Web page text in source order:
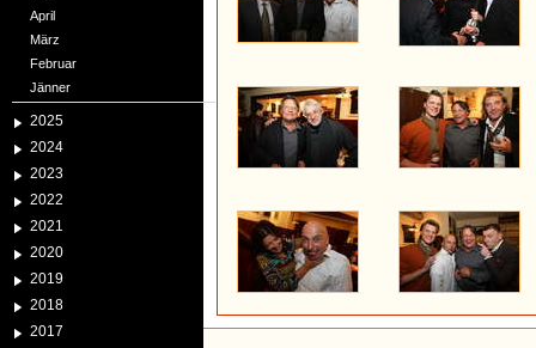
April
März
Februar
Jänner
2025
2024
2023
2022
2021
2020
2019
2018
2017